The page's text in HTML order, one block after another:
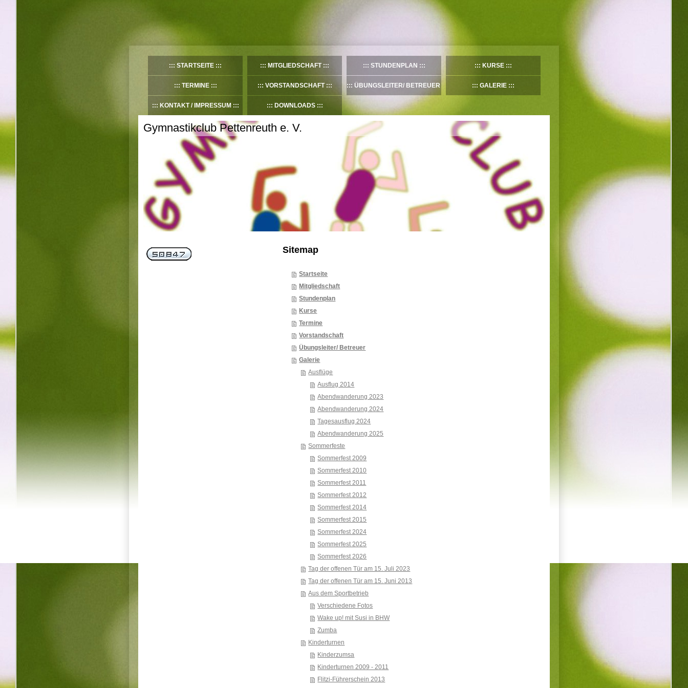
STARTSEITE MITGLIEDSCHAFT STUNDENPLAN KURSE
TERMINE VORSTANDSCHAFT ÜBUNGSLEITER/ BETREUER GALERIE
KONTAKT / IMPRESSUM DOWNLOADS
Gymnastikclub Pettenreuth e. V.
Sitemap
Startseite
Mitgliedschaft
Stundenplan
Kurse
Termine
Vorstandschaft
Übungsleiter/ Betreuer
Galerie
Ausflüge
Ausflug 2014
Abendwanderung 2023
Abendwanderung 2024
Tagesausflug 2024
Abendwanderung 2025
Sommerfeste
Sommerfest 2009
Sommerfest 2010
Sommerfest 2011
Sommerfest 2012
Sommerfest 2014
Sommerfest 2015
Sommerfest 2024
Sommerfest 2025
Sommerfest 2026
Tag der offenen Tür am 15. Juli 2023
Tag der offenen Tür am 15. Juni 2013
Aus dem Sportbetrieb
Verschiedene Fotos
Wake up! mit Susi in BHW
Zumba
Kinderturnen
Kinderzumsa
Kinderturnen 2009 - 2011
Flitzi-Führerschein 2013